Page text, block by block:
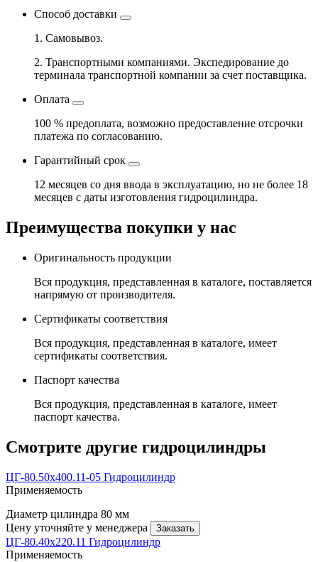
Способ доставки
1. Самовывоз.
2. Транспортными компаниями. Экспедирование до
терминала транспортной компании за счет поставщика.
Оплата
100 % предоплата, возможно предоставление отсрочки
платежа по согласованию.
Гарантийный срок
12 месяцев со дня ввода в эксплуатацию, но не более 18
месяцев с даты изготовления гидроцилиндра.
Преимущества покупки у нас
Оригинальность продукции
Вся продукция, представленная в каталоге, поставляется
напрямую от производителя.
Сертификаты соответствия
Вся продукция, представленная в каталоге, имеет
сертификаты соответствия.
Паспорт качества
Вся продукция, представленная в каталоге, имеет
паспорт качества.
Смотрите другие гидроцилиндры
ЦГ-80.50х400.11-05 Гидроцилиндр
Применяемость
Диаметр цилиндра 80 мм
Цену уточняйте у менеджера
Заказать
ЦГ-80.40х220.11 Гидроцилиндр
Применяемость